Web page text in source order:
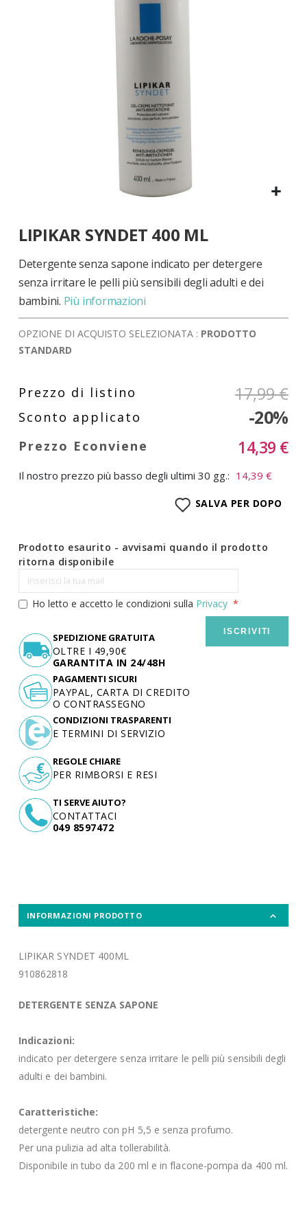
all'inizio
galleria
immagini
LIPIKAR SYNDET 400 ML
Detergente senza sapone indicato per detergere
senza irritare le pelli più sensibili degli adulti e dei
bambini. Più informazioni
OPZIONE DI ACQUISTO SELEZIONATA : PRODOTTO
STANDARD
17,99 €
-20%
14,39 €
Il nostro prezzo più basso degli ultimi 30 gg.: 14,39 €
SALVA PER DOPO
Prodotto esaurito - avvisami quando il prodotto
ritorna disponibile
Ho letto e accetto le condizioni sulla Privacy
ISCRIVITI
SPEDIZIONE GRATUITA
OLTRE I 49,90€
GARANTITA IN 24/48H
TI SERVE AIUTO?
CONTATTACI
049 8597472
PAGAMENTI SICURI
PAYPAL, CARTA DI CREDITO
O CONTRASSEGNO
CONDIZIONI TRASPARENTI
E TERMINI DI SERVIZIO
REGOLE CHIARE
PER RIMBORSI E RESI
INFORMAZIONI PRODOTTO
LIPIKAR SYNDET 400ML
910862818
DETERGENTE SENZA SAPONE
Indicazioni:
indicato per detergere senza irritare le pelli più sensibili degli
adulti e dei bambini.
Caratteristiche:
detergente neutro con pH 5,5 e senza profumo.
Per una pulizia ad alta tollerabilità.
Disponibile in tubo da 200 ml e in flacone-pompa da 400 ml.